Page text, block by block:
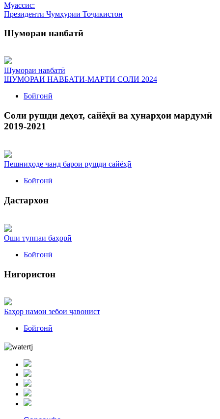
Муассис:
Президенти Ҷумҳурии Тоҷикистон
Шумораи навбатӣ
Шумораи навбатӣ
ШУМОРАИ НАВБАТИ-МАРТИ СОЛИ 2024
Бойгонӣ
Соли рушди деҳот, сайёҳӣ ва ҳунарҳои мардумӣ
2019-2021
Пешниҳоде чанд барои рушди сайёҳӣ
Бойгонӣ
Дастархон
Оши туппаи баҳорӣ
Бойгонӣ
Нигористон
Баҳор намои зебои ҷавонист
Бойгонӣ